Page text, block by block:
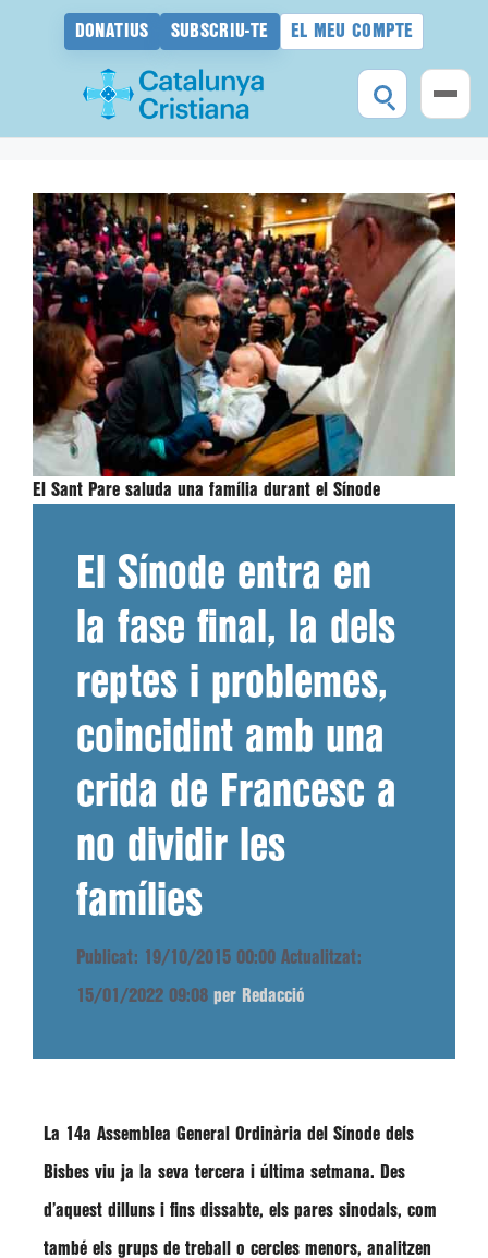
DONATIUS SUBSCRIU-TE EL MEU COMPTE
contingut
El Sant Pare saluda una família durant el Sínode
El Sínode entra en
la fase final, la dels
reptes i problemes,
coincidint amb una
crida de Francesc a
no dividir les
famílies
Publicat: 19/10/2015 00:00 Actualitzat:
15/01/2022 09:08 per Redacció
La 14a Assemblea General Ordinària del Sínode dels
Bisbes viu ja la seva tercera i última setmana. Des
d’aquest dilluns i fins dissabte, els pares sinodals, com
també els grups de treball o cercles menors, analitzen